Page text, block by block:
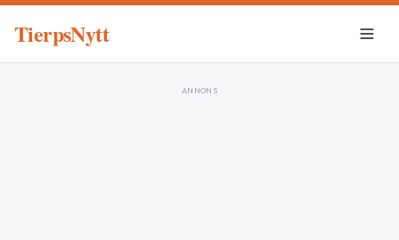
TierpsNytt
ANNONS